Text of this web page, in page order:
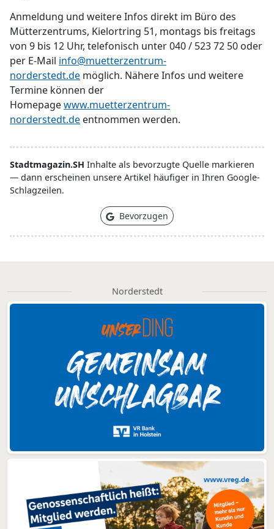
Anmeldung und weitere Infos direkt im Büro des
Mütterzentrums, Kielortring 51, montags bis freitags
von 9 bis 12 Uhr, telefonisch unter 040 / 523 72 50 oder
per E-Mail info@muetterzentrum-
norderstedt.de möglich. Nähere Infos und weitere
Termine können der
Homepagewww.muetterzentrum-
norderstedt.de entnommen werden.
Stadtmagazin.SH Inhalte als bevorzugte Quelle markieren
— dann erscheinen unsere Artikel häufiger in Ihren Google-
Schlagzeilen.
Bevorzugen
Norderstedt